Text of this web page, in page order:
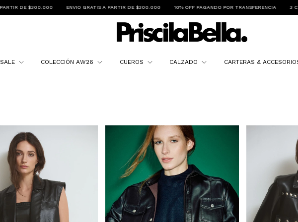
A PARTIR DE $300.000 10% OFF PAGANDO POR TRANSFERENCIA 3 CUOTAS SIN INTERÉS y 6 CUOTAS SIN
COLECCIÓN AW26 CUEROS CALZADO CARTERAS &